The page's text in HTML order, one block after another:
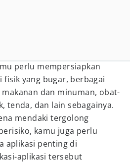
perlu mempersiapkan
fisik yang bugar, berbagai
dan minuman, obat-
tenda, dan lain sebagainya.
mendaki tergolong
kamu juga perlu
aplikasi penting di
aplikasi tersebut